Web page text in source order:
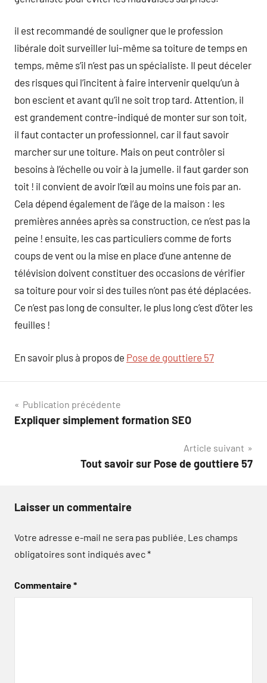
il est recommandé de souligner que le profession
libérale doit surveiller lui-même sa toiture de temps en
temps, même s’il n’est pas un spécialiste. Il peut déceler
des risques qui l’incitent à faire intervenir quelqu’un à
bon escient et avant qu’il ne soit trop tard. Attention, il
est grandement contre-indiqué de monter sur son toit,
il faut contacter un professionnel, car il faut savoir
marcher sur une toiture. Mais on peut contrôler si
besoins à l’échelle ou voir à la jumelle. il faut garder son
toit ! il convient de avoir l’œil au moins une fois par an.
Cela dépend également de l’âge de la maison : les
premières années après sa construction, ce n’est pas la
peine ! ensuite, les cas particuliers comme de forts
coups de vent ou la mise en place d’une antenne de
télévision doivent constituer des occasions de vérifier
sa toiture pour voir si des tuiles n’ont pas été déplacées.
Ce n’est pas long de consulter, le plus long c’est d’ôter les
feuilles !
En savoir plus à propos de Pose de gouttiere 57
Navigation
de
Publication précédente
Expliquer simplement formation SEO
Article suivant
Tout savoir sur Pose de gouttiere 57
Laisser un commentaire
Votre adresse e-mail ne sera pas publiée. Les champs
obligatoires sont indiqués avec*
Commentaire*